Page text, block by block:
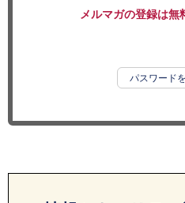
メルマガの登録は無
パスワード